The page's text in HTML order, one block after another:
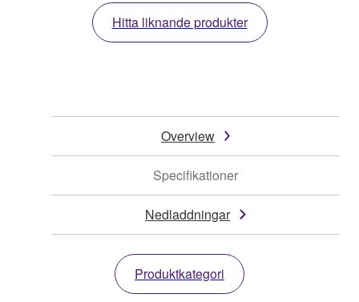
Hitta liknande produkter
Overview
Specifikationer
Nedladdningar
Produktkategori